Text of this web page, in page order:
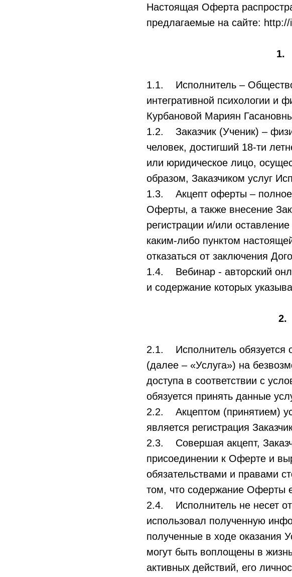
Настоящая Оферта
предлагаемые на сайте:
1.
1.1. Исполнитель – Общество
интегративной психологии и
Курбановой Мариян
1.2. Заказчик (Ученик) –
человек, достигший 18-ти
или юридическое лицо,
образом, Заказчиком услуг
1.3. Акцепт оферты – полное
Оферты, а также внесение
регистрации и/или
каким-либо пунктом
отказаться от заключения
1.4. Вебинар - авторский
и содержание которых
2.
2.1. Исполнитель обязуется
(далее – «Услуга») на
доступа в соответствии с
обязуется принять данные
2.2. Акцептом (принятием)
является регистрация
2.3. Совершая акцепт,
присоединении к Оферте и
обязательствами и правами
том, что содержание Оферты
2.4. Исполнитель не несет
использовал полученную
полученные в ходе оказания
могут быть воплощены в
активных действий, его